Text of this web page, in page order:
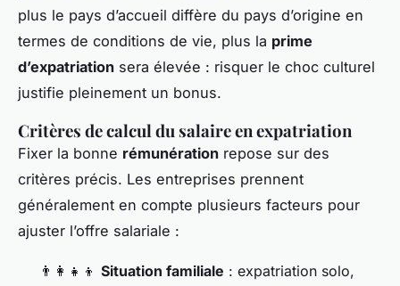
plus le pays d’accueil diffère du pays d’origine en
termes de conditions de vie, plus la prime
d’expatriation sera élevée : risquer le choc culturel
justifie pleinement un bonus.
Critères de calcul du salaire en expatriation
Fixer la bonne rémunération repose sur des
critères précis. Les entreprises prennent
généralement en compte plusieurs facteurs pour
ajuster l’offre salariale :
👨‍👩‍👧‍👦 Situation familiale : expatriation solo,